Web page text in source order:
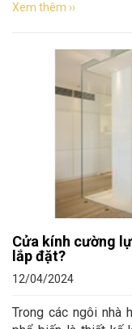
Xem thêm ››
Cửa kính cường
lắp đặt?
12/04/2024
Trong các ngôi nhà